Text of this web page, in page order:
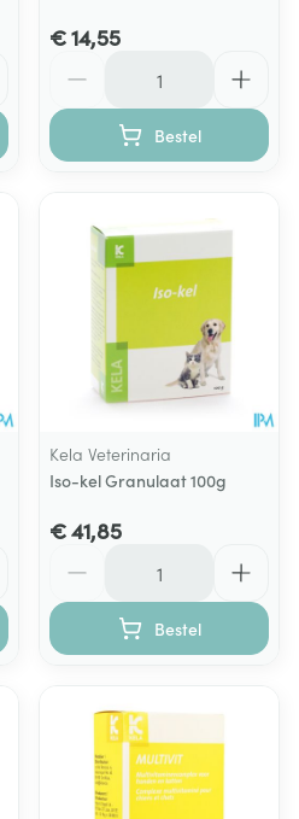
€ 14,55
Bestel
Kela Veterinaria
Iso-kel Granulaat 100g
€ 41,85
Bestel